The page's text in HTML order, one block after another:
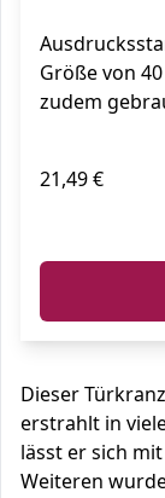
Größe von
zudem
21,49 €
Dieser
erstrahlt in
lässt er sich
Weiteren